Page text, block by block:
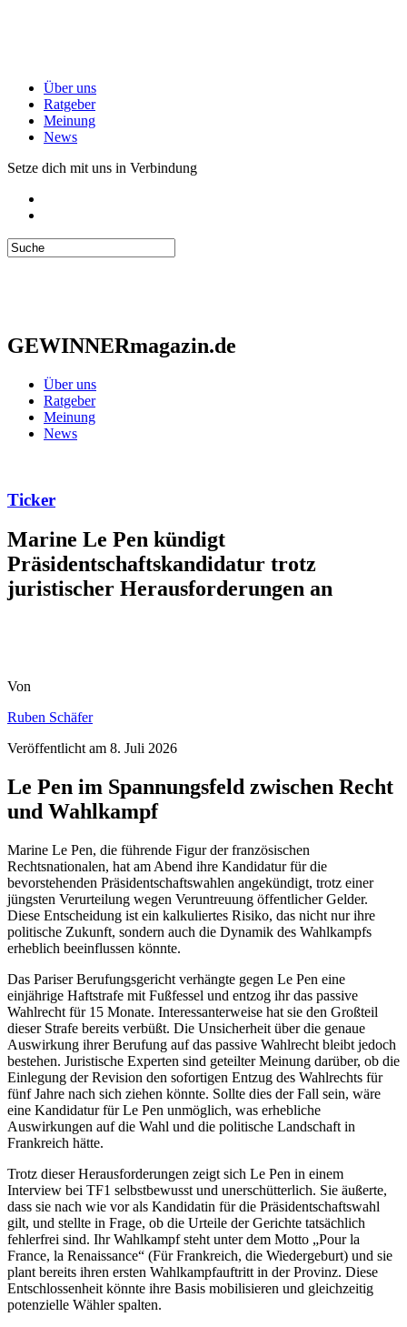
Über uns
Ratgeber
Meinung
News
Setze dich mit uns in Verbindung
GEWINNERmagazin.de
Über uns
Ratgeber
Meinung
News
Ticker
Marine Le Pen kündigt
Präsidentschaftskandidatur trotz
juristischer Herausforderungen an
Von
Ruben Schäfer
Veröffentlicht am 8. Juli 2026
Le Pen im Spannungsfeld zwischen Recht
und Wahlkampf
Marine Le Pen, die führende Figur der französischen
Rechtsnationalen, hat am Abend ihre Kandidatur für die
bevorstehenden Präsidentschaftswahlen angekündigt, trotz einer
jüngsten Verurteilung wegen Veruntreuung öffentlicher Gelder.
Diese Entscheidung ist ein kalkuliertes Risiko, das nicht nur ihre
politische Zukunft, sondern auch die Dynamik des Wahlkampfs
erheblich beeinflussen könnte.
Das Pariser Berufungsgericht verhängte gegen Le Pen eine
einjährige Haftstrafe mit Fußfessel und entzog ihr das passive
Wahlrecht für 15 Monate. Interessanterweise hat sie den Großteil
dieser Strafe bereits verbüßt. Die Unsicherheit über die genaue
Auswirkung ihrer Berufung auf das passive Wahlrecht bleibt jedoch
bestehen. Juristische Experten sind geteilter Meinung darüber, ob die
Einlegung der Revision den sofortigen Entzug des Wahlrechts für
fünf Jahre nach sich ziehen könnte. Sollte dies der Fall sein, wäre
eine Kandidatur für Le Pen unmöglich, was erhebliche
Auswirkungen auf die Wahl und die politische Landschaft in
Frankreich hätte.
Trotz dieser Herausforderungen zeigt sich Le Pen in einem
Interview bei TF1 selbstbewusst und unerschütterlich. Sie äußerte,
dass sie nach wie vor als Kandidatin für die Präsidentschaftswahl
gilt, und stellte in Frage, ob die Urteile der Gerichte tatsächlich
fehlerfrei sind. Ihr Wahlkampf steht unter dem Motto „Pour la
France, la Renaissance“ (Für Frankreich, die Wiedergeburt) und sie
plant bereits ihren ersten Wahlkampfauftritt in der Provinz. Diese
Entschlossenheit könnte ihre Basis mobilisieren und gleichzeitig
potenzielle Wähler spalten.